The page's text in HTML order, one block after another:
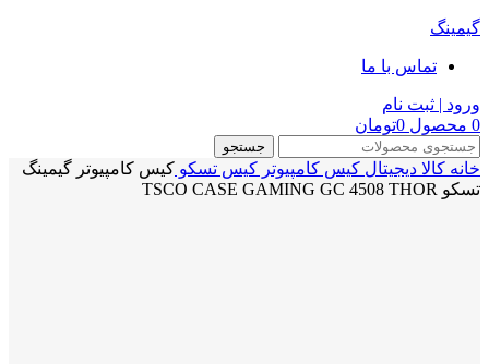
گیمینگ
تماس با ما
ورود | ثبت نام
0 محصول 0تومان
جستجو
خانه کالا دیجیتال کیس کامپیوتر کیس تسکو کیس کامپیوتر گیمینگ
تسکو TSCO CASE GAMING GC 4508 THOR